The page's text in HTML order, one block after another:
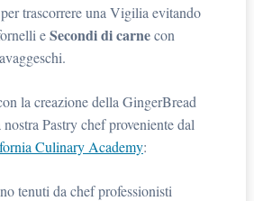
per trascorrere una Vigilia evitando
eSecondi di carnecon
la creazione della GingerBread
Pastry chef proveniente dal
Culinary Academy:
tenuti da chef professionisti